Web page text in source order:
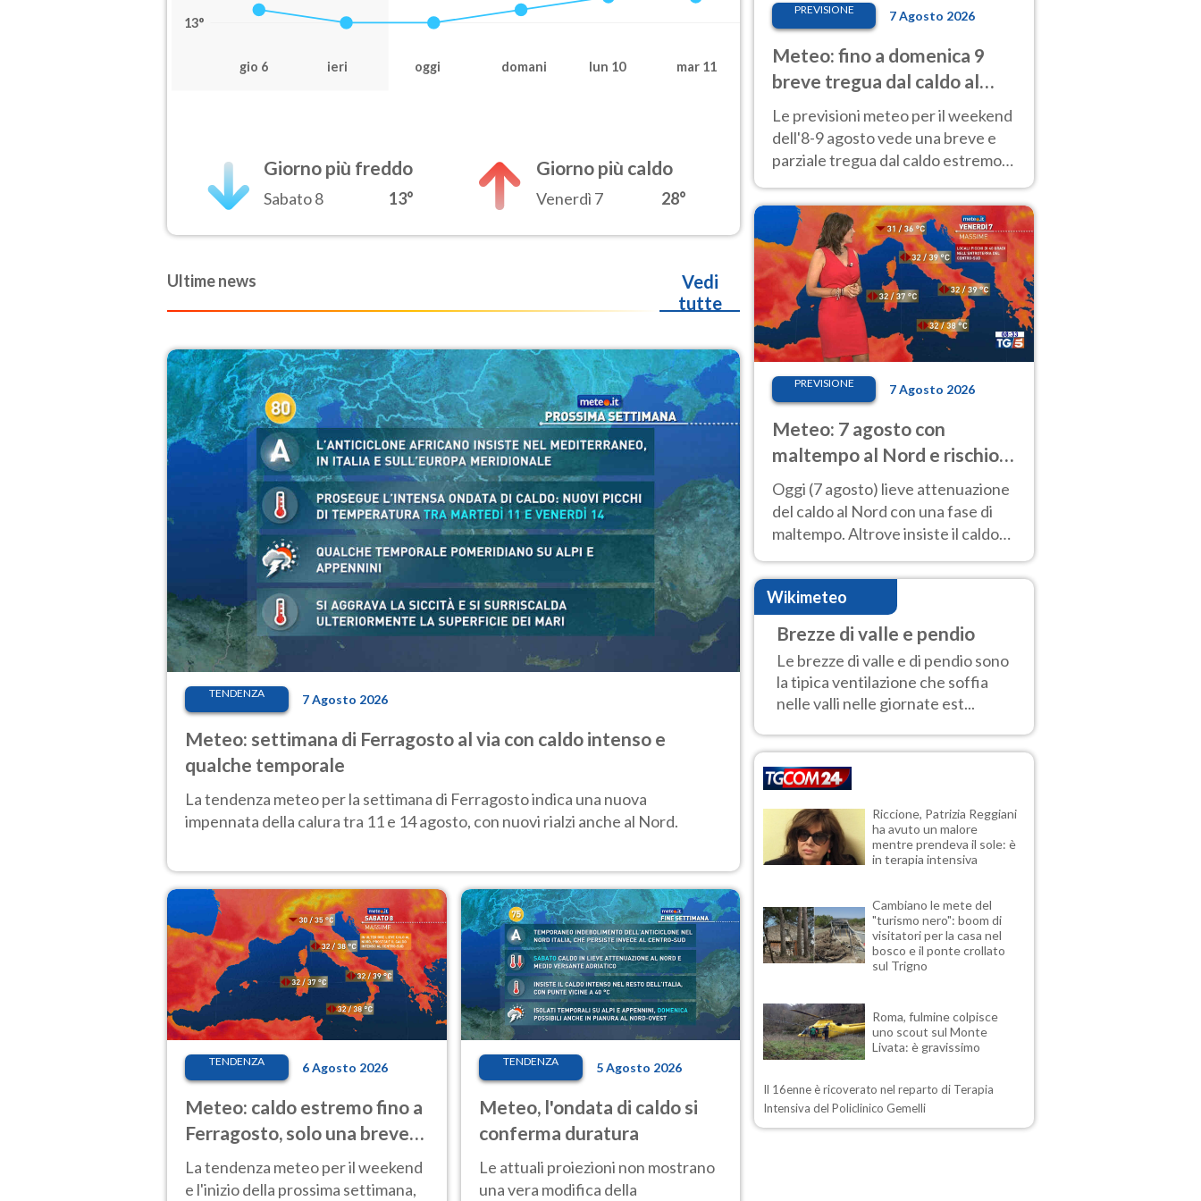
13°
gio 6 ieri oggi domani lun 10 mar 11
Giorno più freddo
Sabato 8 13°
Giorno più caldo
Venerdì 7 28°
Ultime news
Vedi
tutte
TENDENZA 7 Agosto 2026
Meteo: settimana di Ferragosto al via con caldo intenso e
qualche temporale
La tendenza meteo per la settimana di Ferragosto indica una nuova
impennata della calura tra 11 e 14 agosto, con nuovi rialzi anche al Nord.
TENDENZA 6 Agosto 2026
Meteo: caldo estremo fino a
Ferragosto, solo una breve
pausa. Ecco dove
La tendenza meteo per il weekend
e l'inizio della prossima settimana,
TENDENZA 5 Agosto 2026
Meteo, l'ondata di caldo si
conferma duratura
Le attuali proiezioni non mostrano
una vera modifica della
PREVISIONE 7 Agosto 2026
Meteo: fino a domenica 9
breve tregua dal caldo al
Nord! Altrove calura e afa
Le previsioni meteo per il weekend
dell'8-9 agosto vede una breve e
parziale tregua dal caldo estremo
40 gradi.
PREVISIONE 7 Agosto 2026
Meteo: 7 agosto con
maltempo al Nord e rischio
nubifragi. Altrove caldo
estremo
Oggi (7 agosto) lieve attenuazione
del caldo al Nord con una fase di
maltempo. Altrove insiste il caldo
estremo con picchi di 40°C. Le
previsioni
Wikimeteo
Brezze di valle e pendio
Le brezze di valle e di pendio sono
la tipica ventilazione che soffia
nelle valli nelle giornate est...
Riccione, Patrizia Reggiani
ha avuto un malore
mentre prendeva il sole: è
in terapia intensiva
Cambiano le mete del
"turismo nero": boom di
visitatori per la casa nel
bosco e il ponte crollato
sul Trigno
Roma, fulmine colpisce
uno scout sul Monte
Livata: è gravissimo
Il 16enne è ricoverato nel reparto di Terapia
Intensiva del Policlinico Gemelli